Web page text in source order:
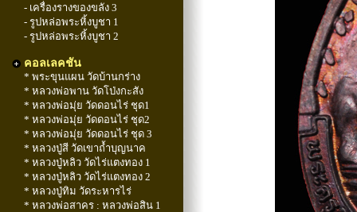
- เครื่องรางของขลัง 3
- รูปหล่อพระหิ้งบูชา 1
- รูปหล่อพระหิ้งบูชา 2
คอลเลคชัน
* พระขุนแผน วัดบ้านกร่าง
* หลวงพ่อพาน วัดโป่งกะสัง
* หลวงพ่อมุ่ย วัดดอนไร่ ชุด1
* หลวงพ่อมุ่ย วัดดอนไร่ ชุด2
* หลวงพ่อมุ่ย วัดดอนไร่ ชุด 3
* หลวงปู่สี วัดเขาถ้ำบุญนาค
* หลวงปู่หลิว วัดไร่แตงทอง 1
* หลวงปู่หลิว วัดไร่แตงทอง 2
* หลวงปู่ทิม วัดระหารไร่
* หลวงพ่อสาคร : หลวงพ่อสิน 1